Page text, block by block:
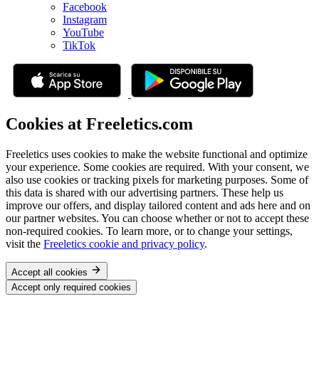
Facebook
Instagram
YouTube
TikTok
Cookies at Freeletics.com
Freeletics uses cookies to make the website functional and optimize
your experience. Some cookies are required. With your consent, we
also use cookies or tracking pixels for marketing purposes. Some of
this data is shared with our advertising partners. These help us
improve our offers, and display tailored content and ads here and on
our partner websites. You can choose whether or not to accept these
non-required cookies. To learn more, or to change your settings,
visit the Freeletics cookie and privacy policy.
Accept all cookies
Accept only required cookies